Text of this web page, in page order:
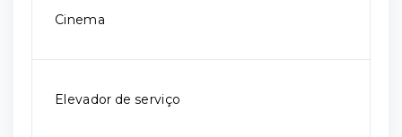
Cinema
Elevador de serviço